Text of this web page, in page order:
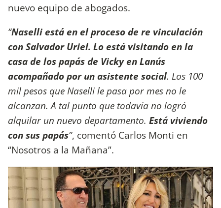
nuevo equipo de abogados.
“Naselli está en el proceso de re vinculación
con Salvador Uriel. Lo está visitando en la
casa de los papás de Vicky en Lanús
acompañado por un asistente social. Los 100
mil pesos que Naselli le pasa por mes no le
alcanzan. A tal punto que todavía no logró
alquilar un nuevo departamento. Está viviendo
con sus papás”, comentó Carlos Monti en
“Nosotros a la Mañana”.